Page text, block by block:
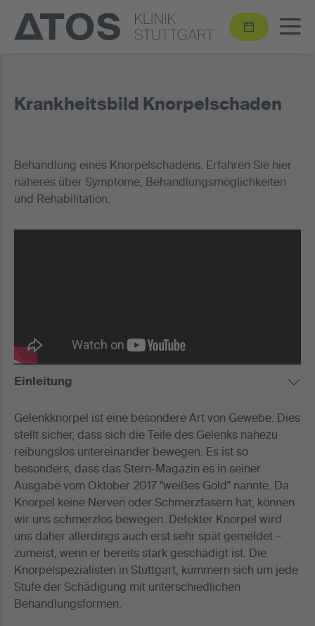
Krankheitsbild Knorpelschaden
Behandlung eines Knorpelschadens. Erfahren Sie hier
näheres über Symptome, Behandlungsmöglichkeiten
und Rehabilitation.
Einleitung
Gelenkknorpel ist eine besondere Art von Gewebe. Dies
stellt sicher, dass sich die Teile des Gelenks nahezu
reibungslos untereinander bewegen. Es ist so
besonders, dass das Stern-Magazin es in seiner
Ausgabe vom Oktober 2017 "weißes Gold" nannte. Da
Knorpel keine Nerven oder Schmerzfasern hat, können
wir uns schmerzlos bewegen. Defekter Knorpel wird
uns daher allerdings auch erst sehr spät gemeldet –
zumeist, wenn er bereits stark geschädigt ist. Die
Knorpelspezialisten in Stuttgart, kümmern sich um jede
Stufe der Schädigung mit unterschiedlichen
Behandlungsformen.